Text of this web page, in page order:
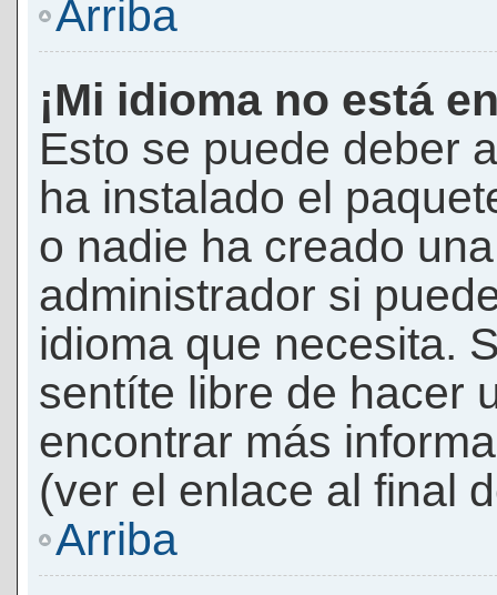
Arriba
¡Mi idioma no está
Esto se puede deber
ha instalado el
o nadie ha creado
administrador si
idioma que necesita.
sentíte libre de hacer
encontrar más
(ver el enlace al final
Arriba